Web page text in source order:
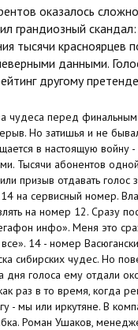
оказалось
грандиозный
тысячи красноярцев
данными.
другому
чудеса перед
Но затишья и не
в настоящую войну
Тысячи абонентов
призыв отдавать голос
на сервисный номер.
на номер 12. Сразу
инфо». Меня это
14 - номер
сибирских чудес. Но
дня голоса ему отдали
раз в то время, когда
- мы или иркутяне. В
Роман Ушаков,